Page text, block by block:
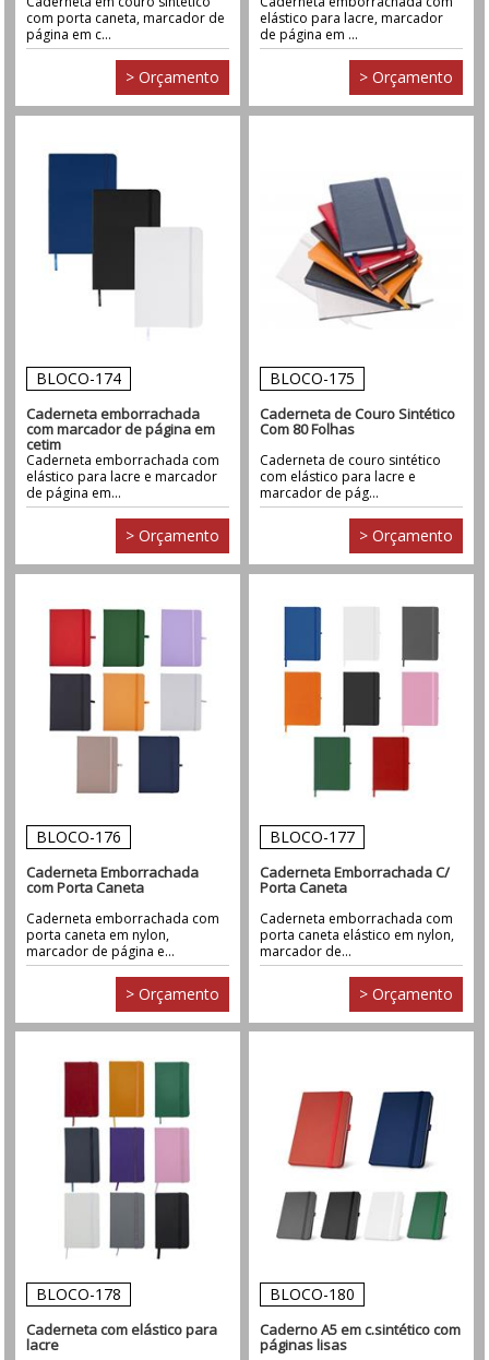
com porta caneta, marcador de
página em c...
> Orçamento
elástico para lacre, marcador
de página em ...
> Orçamento
BLOCO-174
Caderneta emborrachada
com marcador de página em
cetim
Caderneta emborrachada com
elástico para lacre e marcador
de página em...
> Orçamento
BLOCO-175
Caderneta de Couro Sintético
Com 80 Folhas
Caderneta de couro sintético
com elástico para lacre e
marcador de pág...
> Orçamento
BLOCO-176
Caderneta Emborrachada
com Porta Caneta
Caderneta emborrachada com
porta caneta em nylon,
marcador de página e...
> Orçamento
BLOCO-177
Caderneta Emborrachada C/
Porta Caneta
Caderneta emborrachada com
porta caneta elástico em nylon,
marcador de...
> Orçamento
BLOCO-178
Caderneta com elástico para
lacre
BLOCO-180
Caderno A5 em c.sintético com
páginas lisas